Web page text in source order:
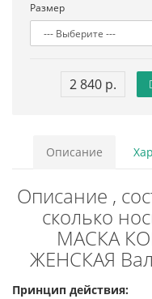
Размер
2 840 р.
Описание
Описание ,
сколько
МАСКА
ЖЕНСКАЯ
Принцип действия: